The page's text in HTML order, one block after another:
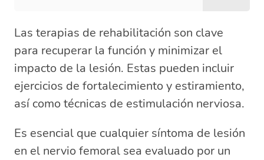
Las terapias de rehabilitación son clave
para recuperar la función y minimizar el
impacto de la lesión. Estas pueden incluir
ejercicios de fortalecimiento y estiramiento,
así como técnicas de estimulación nerviosa.
Es esencial que cualquier síntoma de lesión
en el nervio femoral sea evaluado por un